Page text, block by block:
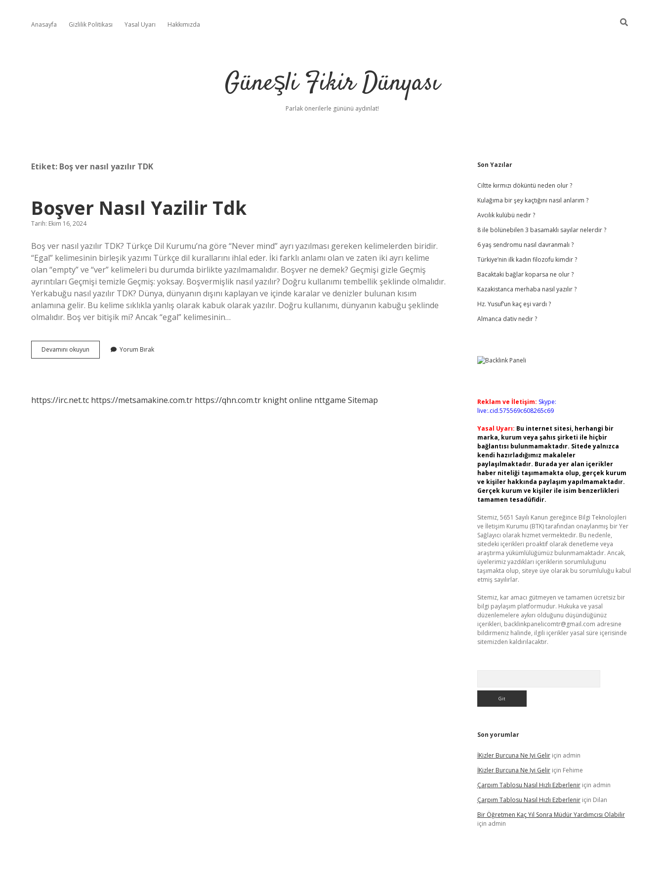
Anasayfa Gizlilik Politikası Yasal Uyarı Hakkımızda
Güneşli Fikir Dünyası
Parlak önerilerle gününü aydınlat!
Etiket: Boş ver nasıl yazılır TDK
Boşver Nasıl Yazilir Tdk
Tarih: Ekim 16, 2024
Boş ver nasıl yazılır TDK? Türkçe Dil Kurumu’na göre “Never mind” ayrı yazılması gereken kelimelerden biridir.
“Egal” kelimesinin birleşik yazımı Türkçe dil kurallarını ihlal eder. İki farklı anlamı olan ve zaten iki ayrı kelime
olan “empty” ve “ver” kelimeleri bu durumda birlikte yazılmamalıdır. Boşver ne demek? Geçmişi gizle Geçmiş
ayrıntıları Geçmişi temizle Geçmiş: yoksay. Boşvermişlik nasıl yazılır? Doğru kullanımı tembellik şeklinde olmalıdır.
Yerkabuğu nasıl yazılır TDK? Dünya, dünyanın dışını kaplayan ve içinde karalar ve denizler bulunan kısım
anlamına gelir. Bu kelime sıklıkla yanlış olarak kabuk olarak yazılır. Doğru kullanımı, dünyanın kabuğu şeklinde
olmalıdır. Boş ver bitişik mi? Ancak “egal” kelimesinin…
Devamını okuyun
Nasıl
Yorum Bırak
https://irc.net.tc https://metsamakine.com.tr https://qhn.com.tr knight online nttgame Sitemap
Sidebar
Son Yazılar
Ciltte kırmızı döküntü neden olur ?
Kulağıma bir şey kaçtığını nasıl anlarım ?
Avcılık kulübü nedir ?
8 ile bölünebilen 3 basamaklı sayılar nelerdir ?
6 yaş sendromu nasıl davranmalı ?
Türkiye’nin ilk kadın filozofu kimdir ?
Bacaktaki bağlar koparsa ne olur ?
Kazakistanca merhaba nasıl yazılır ?
Hz. Yusuf’un kaç eşi vardı ?
Almanca dativ nedir ?
Reklam ve İletişim: Skype:
live:.cid.575569c608265c69
Yasal Uyarı: Bu internet sitesi, herhangi bir
marka, kurum veya şahıs şirketi ile hiçbir
bağlantısı bulunmamaktadır. Sitede yalnızca
kendi hazırladığımız makaleler
paylaşılmaktadır. Burada yer alan içerikler
haber niteliği taşımamakta olup, gerçek kurum
ve kişiler hakkında paylaşım yapılmamaktadır.
Gerçek kurum ve kişiler ile isim benzerlikleri
tamamen tesadüfidir.
Sitemiz, 5651 Sayılı Kanun gereğince Bilgi Teknolojileri
ve İletişim Kurumu (BTK) tarafından onaylanmış bir Yer
Sağlayıcı olarak hizmet vermektedir. Bu nedenle,
sitedeki içerikleri proaktif olarak denetleme veya
araştırma yükümlülüğümüz bulunmamaktadır. Ancak,
üyelerimiz yazdıkları içeriklerin sorumluluğunu
taşımakta olup, siteye üye olarak bu sorumluluğu kabul
etmiş sayılırlar.
Sitemiz, kar amacı gütmeyen ve tamamen ücretsiz bir
bilgi paylaşım platformudur. Hukuka ve yasal
düzenlemelere aykırı olduğunu düşündüğünüz
içerikleri, backlinkpanelicomtr@gmail.com adresine
bildirmeniz halinde, ilgili içerikler yasal süre içerisinde
sitemizden kaldırılacaktır.
Son yorumlar
İKizler Burcuna Ne Iyi Geliriçin admin
İKizler Burcuna Ne Iyi Geliriçin Fehime
Çarpım Tablosu Nasıl Hızlı Ezberleniriçin admin
Çarpım Tablosu Nasıl Hızlı Ezberleniriçin Dilan
Bir Öğretmen Kaç Yıl Sonra Müdür Yardımcısı Olabilir
için admin
ilbethiltonbet